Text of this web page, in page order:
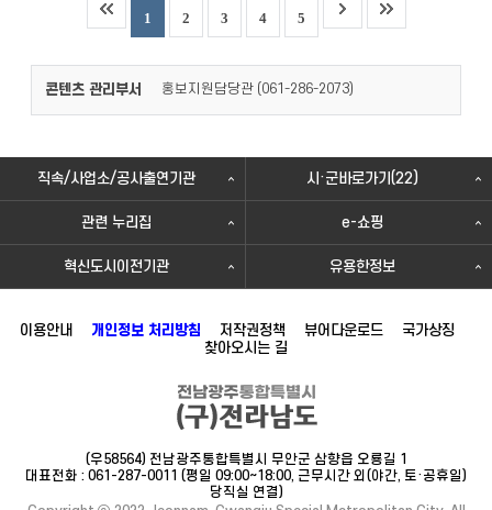
1 2 3 4 5
콘텐츠 관리부서 홍보지원담당관 (061-286-2073)
직속/사업소/공사출연기관 시·군바로가기(22)
관련 누리집 e-쇼핑
혁신도시이전기관 유용한정보
이용안내 개인정보 처리방침 저작권정책 뷰어다운로드
국가상징
찾아오시는 길
(우58564) 전남광주통합특별시 무안군 삼향읍 오룡길 1
대표전화 : 061-287-0011 (평일 09:00~18:00, 근무시간 외(야간, 토·공휴일)
당직실 연결)